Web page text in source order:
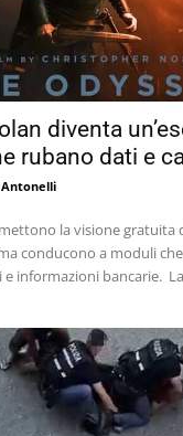
diventa
rubano dati e
la visione gratuita
conducono a moduli
credenziali personali